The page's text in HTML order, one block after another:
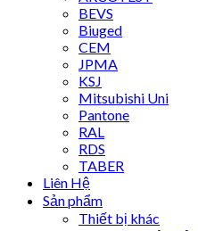
BEVS
Biuged
CEM
JPMA
KSJ
Mitsubishi Uni
Pantone
RAL
RDS
TABER
Liên Hệ
Sản phẩm
Thiết bị khác